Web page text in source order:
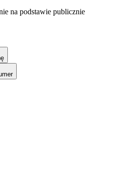
na podstawie publicznie